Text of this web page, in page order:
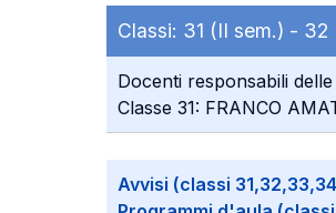
Classi: 31 (II sem.) - 32
Docenti responsabili delle
Classe 31: FRANCO
Avvisi (classi